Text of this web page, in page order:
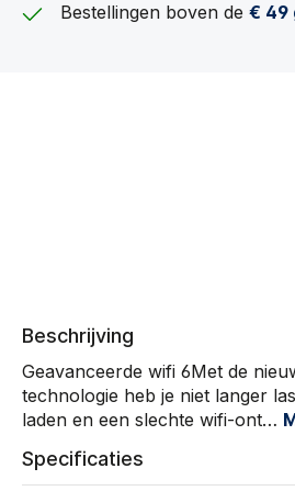
Bestellingen boven de€ 49
Beschrijving
Geavanceerde wifi 6Met de
technologie heb je niet langer
laden en een slechte wifi-ont…
Specificaties